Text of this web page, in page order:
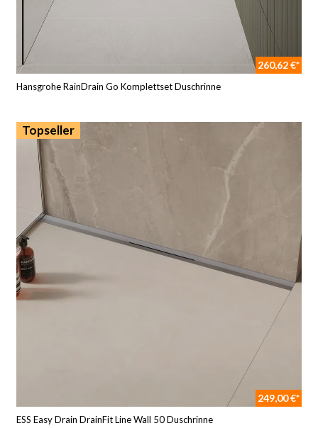
260,62 €*
Hansgrohe RainDrain Go Komplettset Duschrinne
Topseller
249,00 €*
ESS Easy Drain DrainFit Line Wall 50 Duschrinne